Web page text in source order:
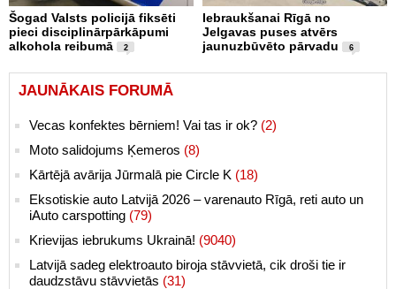
Šogad Valsts policijā fiksēti
pieci disciplinārpārkāpumi
alkohola reibumā
2
Iebraukšanai Rīgā no
Jelgavas puses atvērs
jaunuzbūvēto pārvadu
6
JAUNĀKAIS FORUMĀ
Vecas konfektes bērniem! Vai tas ir ok? (2)
Moto salidojums Ķemeros (8)
Kārtējā avārija Jūrmalā pie Circle K (18)
Eksotiskie auto Latvijā 2026 – varenauto Rīgā, reti auto un
iAuto carspotting (79)
Krievijas iebrukums Ukrainā! (9040)
Latvijā sadeg elektroauto biroja stāvvietā, cik droši tie ir
daudzstāvu stāvvietās (31)